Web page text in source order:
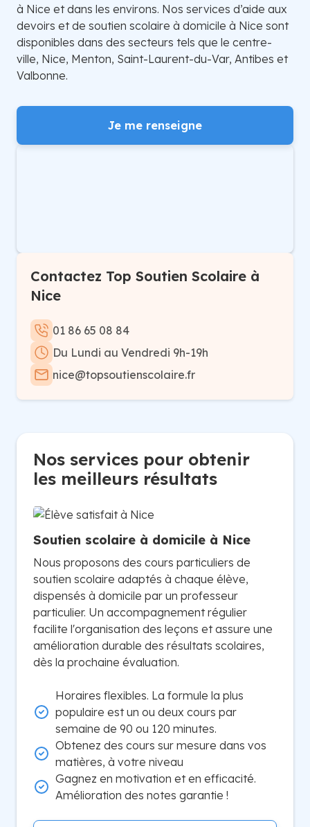
à Nice et dans les environs. Nos services d’aide aux
devoirs et de soutien scolaire à domicile à Nice sont
disponibles dans des secteurs tels que le centre-
ville, Nice, Menton, Saint-Laurent-du-Var, Antibes et
Valbonne.
Je me renseigne
Contactez Top Soutien Scolaire à
Nice
01 86 65 08 84
Du Lundi au Vendredi 9h-19h
nice@topsoutienscolaire.fr
Nos services pour obtenir
les meilleurs résultats
Soutien scolaire à domicile à Nice
Nous proposons des cours particuliers de
soutien scolaire adaptés à chaque élève,
dispensés à domicile par un professeur
particulier. Un accompagnement régulier
facilite l'organisation des leçons et assure une
amélioration durable des résultats scolaires,
dès la prochaine évaluation.
Horaires flexibles. La formule la plus
populaire est un ou deux cours par
semaine de 90 ou 120 minutes.
Obtenez des cours sur mesure dans vos
matières, à votre niveau
Gagnez en motivation et en efficacité.
Amélioration des notes garantie !